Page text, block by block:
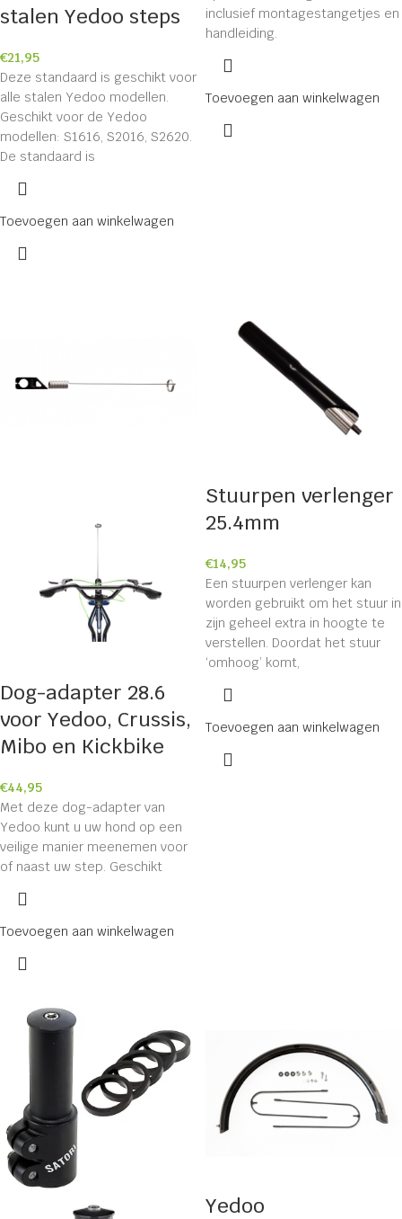
stalen Yedoo steps
€21,95
Deze standaard is geschikt voor
alle stalen Yedoo modellen.
Geschikt voor de Yedoo
modellen: S1616, S2016, S2620.
De standaard is
Toevoegen aan winkelwagen
inclusief montagestangetjes en
handleiding.
Toevoegen aan winkelwagen
Dog-adapter 28.6
voor Yedoo, Crussis,
Mibo en Kickbike
€44,95
Met deze dog-adapter van
Yedoo kunt u uw hond op een
veilige manier meenemen voor
of naast uw step. Geschikt
Toevoegen aan winkelwagen
Stuurpen verlenger
25.4mm
€14,95
Een stuurpen verlenger kan
worden gebruikt om het stuur in
zijn geheel extra in hoogte te
verstellen. Doordat het stuur
‘omhoog’ komt,
Toevoegen aan winkelwagen
Yedoo